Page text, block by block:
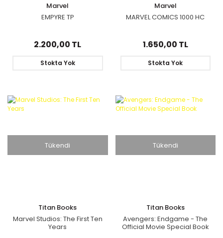
Marvel
EMPYRE TP
2.200,00 TL
Stokta Yok
Marvel
MARVEL COMICS 1000 HC
1.650,00 TL
Stokta Yok
Tükendi
Titan Books
Marvel Studios: The First Ten
Years
Tükendi
Titan Books
Avengers: Endgame - The
Official Movie Special Book